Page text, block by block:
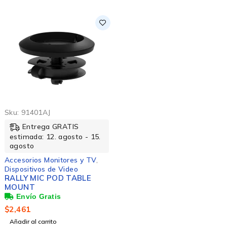
Sku: 91401AJ
Entrega GRATIS
estimada: 12. agosto - 15.
agosto
Accesorios Monitores y TV
Dispositivos de Video
RALLY MIC POD TABLE
MOUNT
$2,461
Añadir al carrito